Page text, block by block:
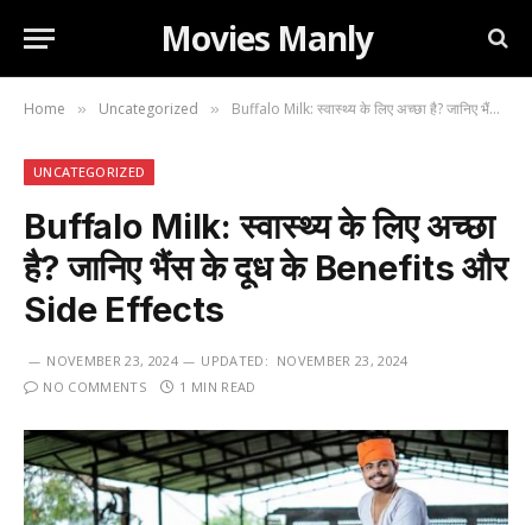
Movies Manly
Home » Uncategorized » Buffalo Milk: स्वास्थ्य के लिए अच्छा है? जानिए भैंस के दूध के Benefits और Side Effects
UNCATEGORIZED
Buffalo Milk: स्वास्थ्य के लिए अच्छा
है? जानिए भैंस के दूध के Benefits और
Side Effects
NOVEMBER 23, 2024 UPDATED: NOVEMBER 23, 2024
NO COMMENTS
1 MIN READ